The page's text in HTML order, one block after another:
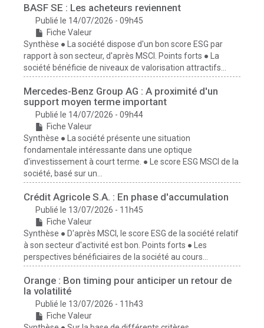
BASF SE : Les acheteurs reviennent
Publié le 14/07/2026 - 09h45
Fiche Valeur
Synthèse ● La société dispose d'un bon score ESG par
rapport à son secteur, d'après MSCI. Points forts ● La
société bénéficie de niveaux de valorisation attractifs...
Mercedes-Benz Group AG : A proximité d'un
support moyen terme important
Publié le 14/07/2026 - 09h44
Fiche Valeur
Synthèse ● La société présente une situation
fondamentale intéressante dans une optique
d'investissement à court terme. ● Le score ESG MSCI de la
société, basé sur un...
Crédit Agricole S.A. : En phase d'accumulation
Publié le 13/07/2026 - 11h45
Fiche Valeur
Synthèse ● D'après MSCI, le score ESG de la société relatif
à son secteur d'activité est bon. Points forts ● Les
perspectives bénéficiaires de la société au cours...
Orange : Bon timing pour anticiper un retour de
la volatilité
Publié le 13/07/2026 - 11h43
Fiche Valeur